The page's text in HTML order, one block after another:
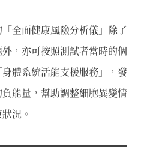
全面健康風險分析儀」除了
，亦可按照測試者當時的個
體系統活能支援服務」，發
能量，幫助調整細胞異變情
況。